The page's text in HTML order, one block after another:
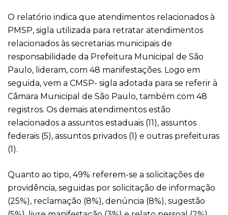
O relatório indica que atendimentos relacionados à
PMSP, sigla utilizada para retratar atendimentos
relacionados às secretarias municipais de
responsabilidade da Prefeitura Municipal de São
Paulo, lideram, com 48 manifestações. Logo em
seguida, vem a CMSP- sigla adotada para se referir à
Câmara Municipal de São Paulo, também com 48
registros. Os demais atendimentos estão
relacionados a assuntos estaduais (11), assuntos
federais (5), assuntos privados (1) e outras prefeituras
(1).
Quanto ao tipo, 49% referem-se a solicitações de
providência, seguidas por solicitação de informação
(25%), reclamação (8%), denúncia (8%), sugestão